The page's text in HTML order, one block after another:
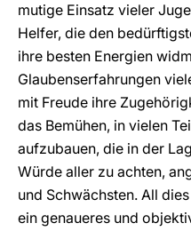
mutige Einsatz vieler
Helfer, die den
ihre besten Energien
Glaubenserfahrungen
mit Freude ihre
das Bemühen, in vielen
aufzubauen, die in der
Würde aller zu achten,
und Schwächsten. All
ein genaueres und